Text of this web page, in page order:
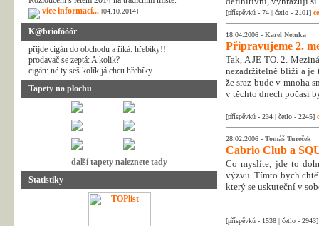
více informací... [04.10.2014]
K@briofóóór
přijde cigán do obchodu a říká: hřebíky!!
prodavač se zeptá: A kolik?
cigán: né ty seš kolík já chcu hřebíky
Tapety na plochu
další tapety naleznete tady
Statistiky
[příspěvků - 74 | četlo - 2101]
18.04.2006 - Karel Netuka
Připravujeme 2.
Tak, A JE TO. 2.
nezadržitelně blíží a je
že sraz bude v mnoha
v těchto dnech počasí
[příspěvků - 234 | četlo - 2245]
28.02.2006 - Tomáš Tureček
Cabrio Club a
Co myslíte, jde to
výzvu. Tímto bych
který se uskuteční v
[příspěvků - 1538 | četlo -